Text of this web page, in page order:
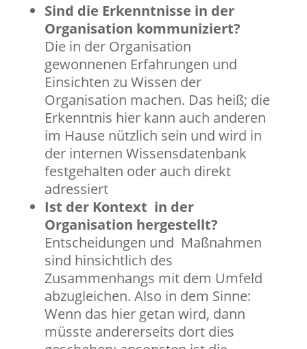
Sind die Erkenntnisse in der
Organisation kommuniziert?
Die in der Organisation
gewonnenen Erfahrungen und
Einsichten zu Wissen der
Organisation machen. Das heiß; die
Erkenntnis hier kann auch anderen
im Hause nützlich sein und wird in
der internen Wissensdatenbank
festgehalten oder auch direkt
adressiert
Ist der Kontext in der
Organisation hergestellt?
Entscheidungen und Maßnahmen
sind hinsichtlich des
Zusammenhangs mit dem Umfeld
abzugleichen. Also in dem Sinne:
Wenn das hier getan wird, dann
müsste andererseits dort dies